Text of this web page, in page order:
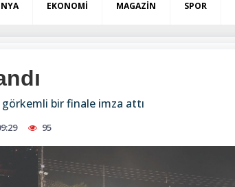
EKONOMİ MAGAZİN SPOR
bir finale imza attı
95